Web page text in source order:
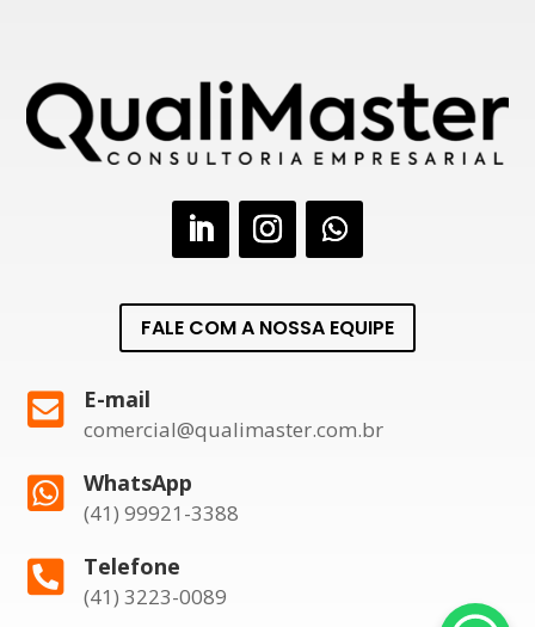
FALE COM A NOSSA EQUIPE
 E-mail
comercial@qualimaster.com.br
 WhatsApp
(41) 99921-3388
 Telefone
(41) 3223-0089